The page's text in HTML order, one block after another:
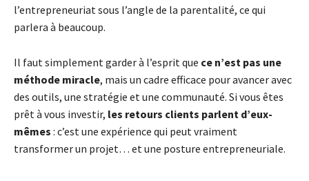
l’entrepreneuriat sous l’angle de la parentalité, ce qui
parlera à beaucoup.
Il faut simplement garder à l’esprit que ce n’est pas une
méthode miracle, mais un cadre efficace pour avancer avec
des outils, une stratégie et une communauté. Si vous êtes
prêt à vous investir, les retours clients parlent d’eux-
mêmes : c’est une expérience qui peut vraiment
transformer un projet… et une posture entrepreneuriale.